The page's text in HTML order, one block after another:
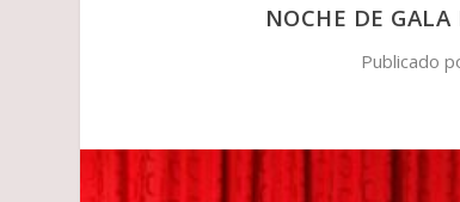
NOCHE DE
Publicado